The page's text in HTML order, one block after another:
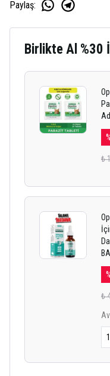
Paylaş:
Birlikte Al %30
%
₺
%
₺